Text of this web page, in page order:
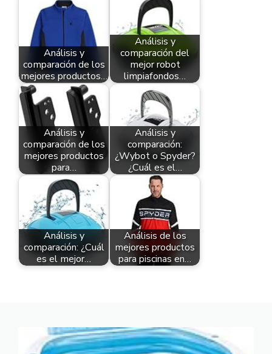
Análisis y
comparación de los
mejores productos…
Análisis y
comparación del
mejor robot
limpiafondos…
Análisis y
comparación de los
mejores productos
para…
Análisis y
comparación:
¿Wybot o Spyder?
¿Cuál es el…
Análisis y
comparación: ¿Cuál
es el mejor…
Análisis de los
mejores productos
para piscinas en…